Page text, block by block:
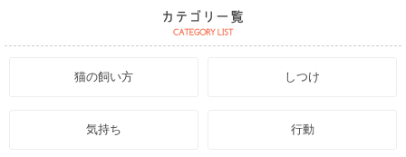
猫の飼い方 しつけ
気持ち 行動